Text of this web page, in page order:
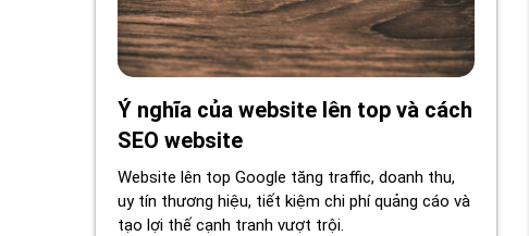
Ý nghĩa của website lên top và cách
SEO website
Website lên top Google tăng traffic, doanh thu,
uy tín thương hiệu, tiết kiệm chi phí quảng cáo và
tạo lợi thế cạnh tranh vượt trội.